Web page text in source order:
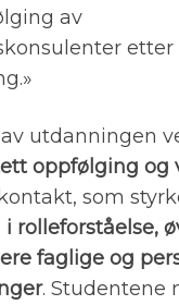
av
utdanningen
oppfølging og
som
rolleforståelse,
faglige og
. Studentene